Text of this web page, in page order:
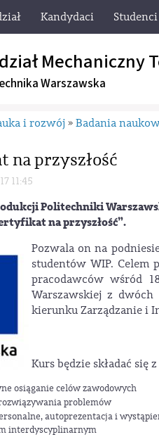
Kandydaci Studenci
Mechaniczny
Warszawska
i rozwój » Badania
przyszłość
11:45
Politechniki
na przyszłość”.
Pozwala on na
studentów WIP. Celem
pracodawców wśród
Warszawskiej z
kierunku Zarządzanie i
Kurs będzie składać się
osiąganie celów zawodowych
problemów
autoprezentacja i
interdyscyplinarnym